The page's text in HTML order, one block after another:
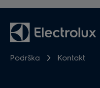
Podrška Kontakt